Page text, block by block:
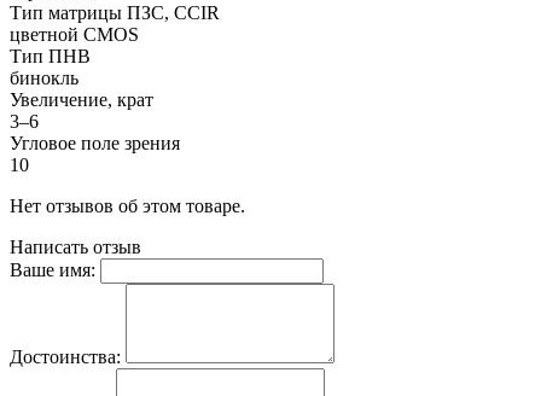
Тип матрицы ПЗС, CCIR
цветной CMOS
Тип ПНВ
бинокль
Увеличение, крат
3–6
Угловое поле зрения
10
Нет отзывов об этом товаре.
Написать отзыв
Ваше имя:
Достоинства: